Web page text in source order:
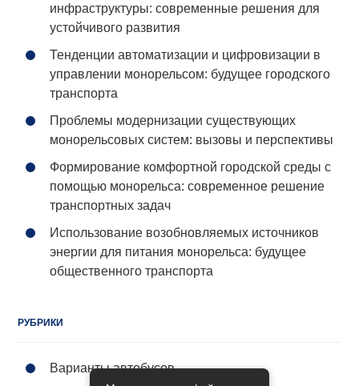
инфраструктуры: современные решения для
устойчивого развития
Тенденции автоматизации и цифровизации в
управлении монорельсом: будущее городского
транспорта
Проблемы модернизации существующих
монорельсовых систем: вызовы и перспективы
Формирование комфортной городской среды с
помощью монорельса: современное решение
транспортных задач
Использование возобновляемых источников
энергии для питания монорельса: будущее
общественного транспорта
РУБРИКИ
Варианты автобусов